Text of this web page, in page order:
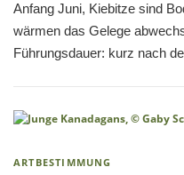
Anfang Juni, Kiebitze sind
wärmen das Gelege
Führungsdauer: kurz nach
ARTBESTIMMUNG